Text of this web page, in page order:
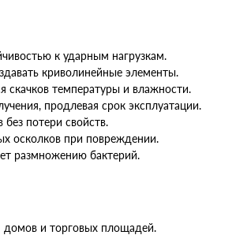
к ударным нагрузкам.
криволинейные элементы.
скачков температуры и влажности.
продлевая срок эксплуатации.
потери свойств.
осколков при повреждении.
размножению бактерий.
домов и торговых площадей.